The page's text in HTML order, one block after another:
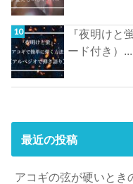
『夜明けと
ード付き）...
最近の投稿
アコギの弦が硬いとき